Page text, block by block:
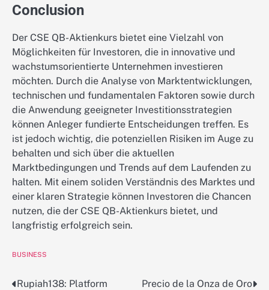
Conclusion
Der CSE QB-Aktienkurs bietet eine Vielzahl von
Möglichkeiten für Investoren, die in innovative und
wachstumsorientierte Unternehmen investieren
möchten. Durch die Analyse von Marktentwicklungen,
technischen und fundamentalen Faktoren sowie durch
die Anwendung geeigneter Investitionsstrategien
können Anleger fundierte Entscheidungen treffen. Es
ist jedoch wichtig, die potenziellen Risiken im Auge zu
behalten und sich über die aktuellen
Marktbedingungen und Trends auf dem Laufenden zu
halten. Mit einem soliden Verständnis des Marktes und
einer klaren Strategie können Investoren die Chancen
nutzen, die der CSE QB-Aktienkurs bietet, und
langfristig erfolgreich sein.
BUSINESS
Rupiah138: Platform
Precio de la Onza de Oro